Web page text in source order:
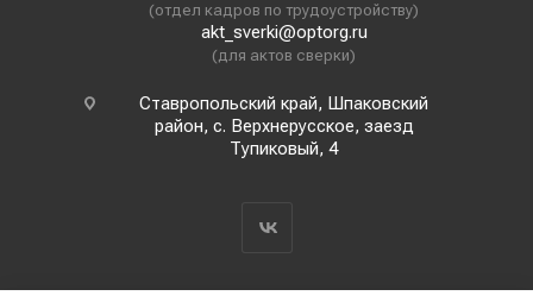
(отдел кадров по трудоустройству)
akt_sverki@optorg.ru
(для актов сверки)
Ставропольский край, Шпаковский
район, с. Верхнерусское, заезд
Тупиковый, 4